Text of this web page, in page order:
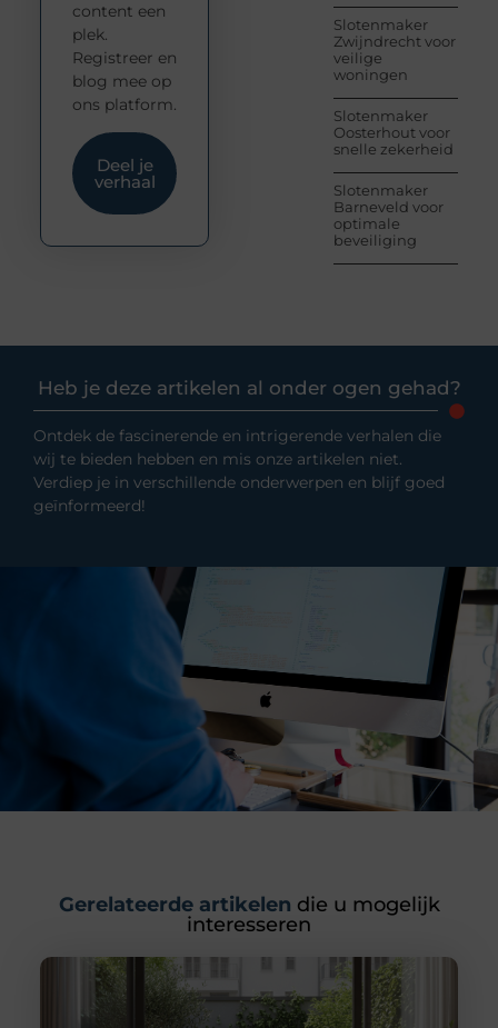
Slotenmaker
Zwijndrecht voor
veilige
woningen
Slotenmaker
Oosterhout voor
snelle zekerheid
Slotenmaker
Barneveld voor
optimale
beveiliging
content een
plek.
Registreer en
blog mee op
ons platform.
Deel je
verhaal
Heb je deze artikelen al onder ogen gehad?
Ontdek de fascinerende en intrigerende verhalen die
wij te bieden hebben en mis onze artikelen niet.
Verdiep je in verschillende onderwerpen en blijf goed
geïnformeerd!
Gerelateerde artikelen die u mogelijk
interesseren